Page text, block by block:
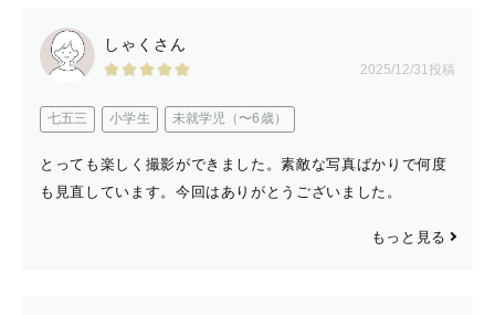
しゃくさん
2025/12/31投稿
七五三 小学生 未就学児（〜6歳）
とっても楽しく撮影ができました。素敵な写真ばかりで何度
も見直しています。今回はありがとうございました。
もっと見る